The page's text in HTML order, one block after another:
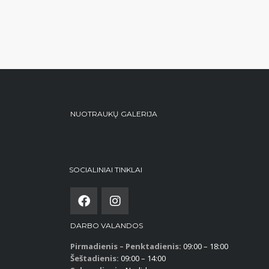
NUOTRAUKŲ GALERIJA
SOCIALINIAI TINKLAI
DARBO VALANDOS
Pirmadienis – Penktadienis: 09:00 – 18:00
Šeštadienis: 09:00 – 14:00